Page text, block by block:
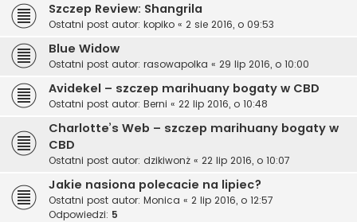
Szczep Review: Shangrila
Ostatni post autor: kopiko « 2 sie 2016, o 09:53
Blue Widow
Ostatni post autor: rasowapolka « 29 lip 2016, o 10:00
Avidekel – szczep marihuany bogaty w CBD
Ostatni post autor: Berni « 22 lip 2016, o 10:48
Charlotte’s Web – szczep marihuany bogaty w
CBD
Ostatni post autor: dzikiwonż « 22 lip 2016, o 10:07
Jakie nasiona polecacie na lipiec?
Ostatni post autor: Monica « 2 lip 2016, o 12:57
Odpowiedzi: 5